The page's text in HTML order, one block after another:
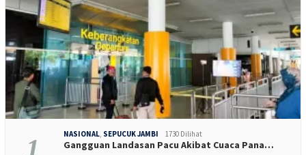
1 NASIONAL, SEPUCUK JAMBI 1730 Dilihat
Gangguan Landasan Pacu Akibat Cuaca Pana…